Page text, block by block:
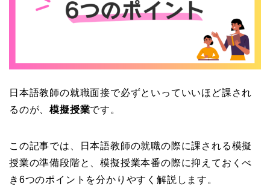
日本語教師の就職面接で必ずといっていいほど課され
るのが、模擬授業です。
この記事では、日本語教師の就職の際に課される模擬
授業の準備段階と、模擬授業本番の際に抑えておくべ
き6つのポイントを分かりやすく解説します。